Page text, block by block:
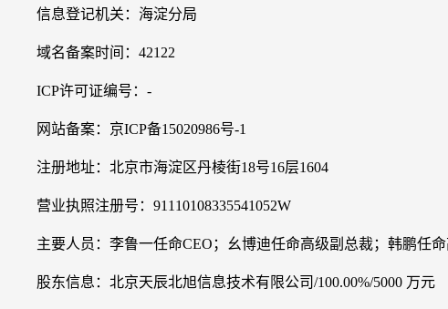
信息登记机关：海淀分局
域名备案时间：42122
ICP许可证编号：-
网站备案：京ICP备15020986号-1
注册地址：北京市海淀区丹棱街18号16层1604
营业执照注册号：91110108335541052W
主要人员：李鲁一任命CEO；幺博迪任命高级副总裁；韩鹏任命
股东信息：北京天辰北旭信息技术有限公司/100.00%/5000 万元